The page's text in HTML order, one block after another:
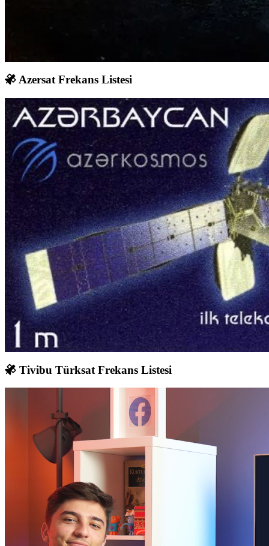
Azersat Frekans Listesi
Tivibu Türksat Frekans Listesi